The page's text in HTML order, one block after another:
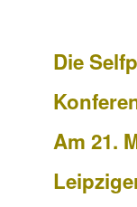
Die
Am 21.